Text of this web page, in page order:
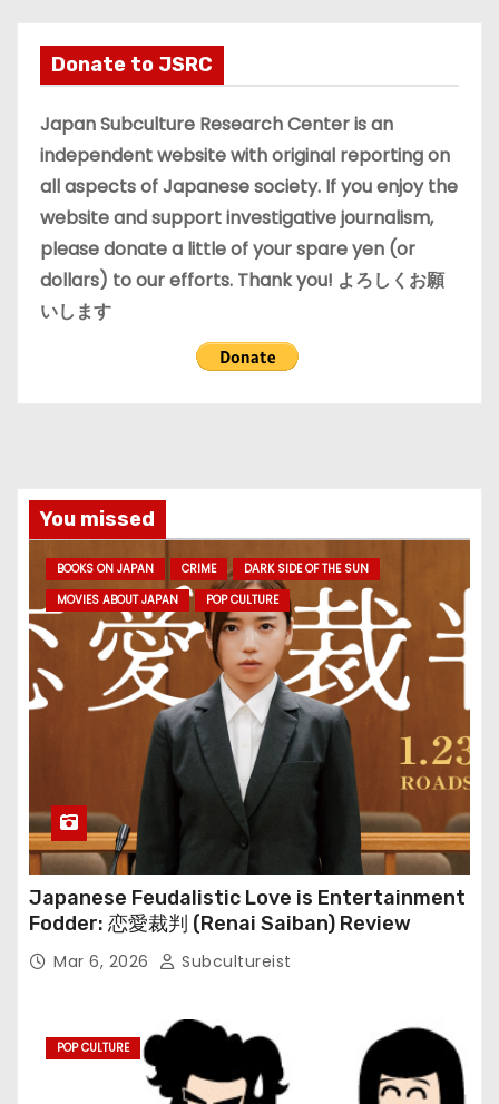
v
e
s
Donate to JSRC
Japan Subculture Research Center is an
independent website with original reporting on
all aspects of Japanese society. If you enjoy the
website and support investigative journalism,
please donate a little of your spare yen (or
dollars) to our efforts. Thank you! よろしくお願
いします
You missed
BOOKS ON JAPAN CRIME
DARK SIDE OF THE SUN
MOVIES ABOUT JAPAN
POP CULTURE
Japanese Feudalistic Love is Entertainment
Fodder: 恋愛裁判 (Renai Saiban) Review
Mar 6, 2026 Subcultureist
POP CULTURE